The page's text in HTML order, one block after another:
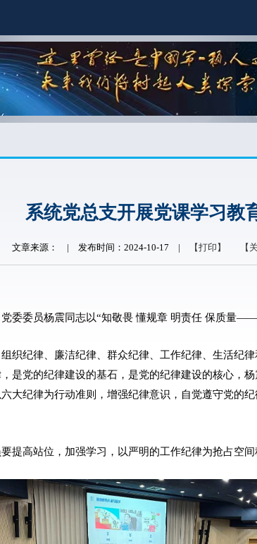
系统党总支开展党课学习教
文章来源： | 发布时间：2024-10-17 | 【打印】 【
委委员杨震同志以“知敬畏 懂规章 明责任 保质量
织纪律、廉洁纪律、群众纪律、工作纪律、生活纪
是党的纪律建设的基石，是党的纪律建设的核心，
大纪律为行动准则，增强纪律意识，自觉遵守党的
提高站位，加强学习，以严明的工作纪律为抢占空间